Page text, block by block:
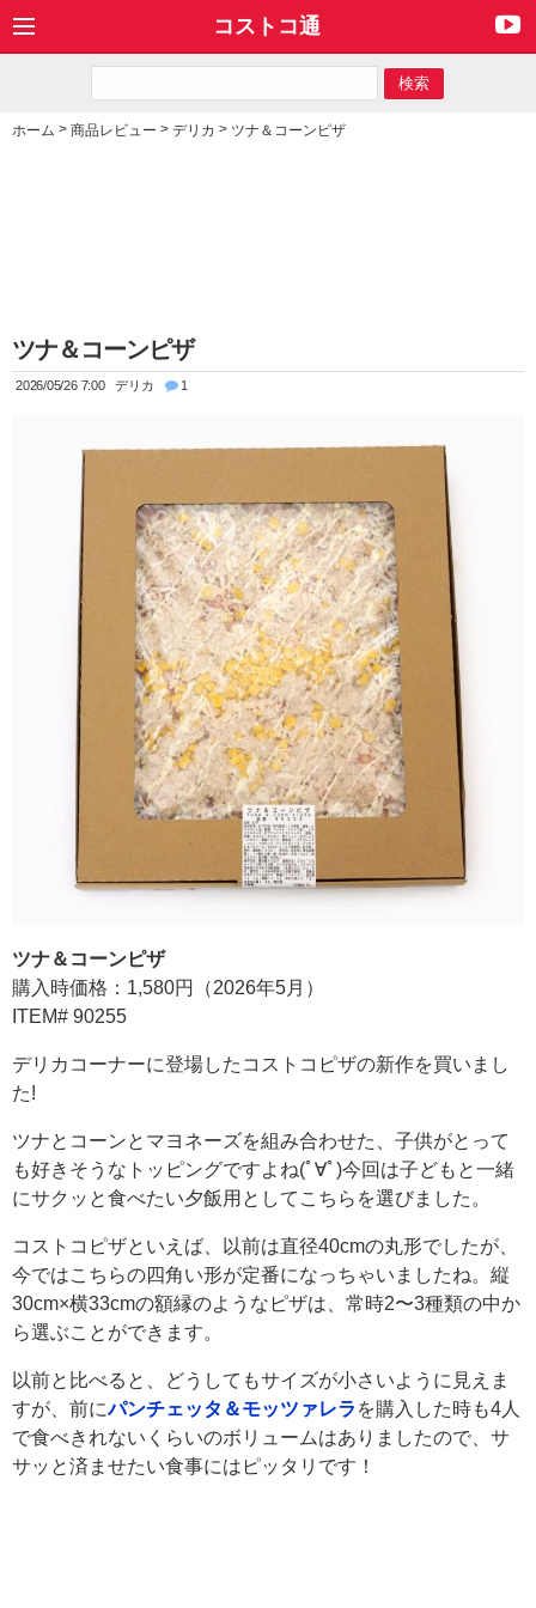
コストコ通
ホーム > 商品レビュー > デリカ > ツナ＆コーンピザ
ツナ＆コーンピザ
2026/05/26 7:00 デリカ 1
ツナ＆コーンピザ
購入時価格：1,580円（2026年5月）
ITEM# 90255
デリカコーナーに登場したコストコピザの新作を買いまし
た!
ツナとコーンとマヨネーズを組み合わせた、子供がとって
も好きそうなトッピングですよね(ﾟ∀ﾟ)今回は子どもと一緒
にサクッと食べたい夕飯用としてこちらを選びました。
コストコピザといえば、以前は直径40cmの丸形でしたが、
今ではこちらの四角い形が定番になっちゃいましたね。縦
30cm×横33cmの額縁のようなピザは、常時2〜3種類の中か
ら選ぶことができます。
以前と比べると、どうしてもサイズが小さいように見えま
すが、前にパンチェッタ＆モッツァレラ を購入した時も4人
で食べきれないくらいのボリュームはありましたので、サ
サッと済ませたい食事にはピッタリです！